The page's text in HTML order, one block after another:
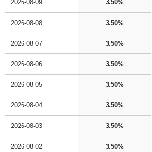
2026-08-09 3.50%
2026-08-08 3.50%
2026-08-07 3.50%
2026-08-06 3.50%
2026-08-05 3.50%
2026-08-04 3.50%
2026-08-03 3.50%
2026-08-02 3.50%